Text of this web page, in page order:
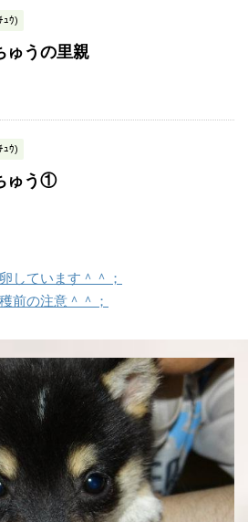
ｭｳ)
ゅうの里親
ｭｳ)
ゅう①
しています＾＾；
前の注意＾＾；